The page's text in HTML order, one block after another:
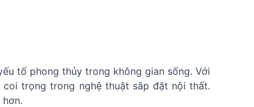
tố phong thủy trong không gian sống. Với
trọng trong nghệ thuật sắp đặt nội thất.